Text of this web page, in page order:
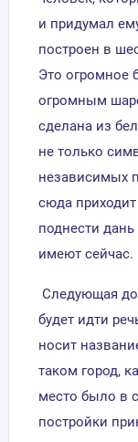
и придумал
построен в
Это огромное
огромным
сделана из
не только
независимых
сюда
поднести дань
имеют сейчас.
Следующая
будет идти
носит
таком город,
место было в
постройки